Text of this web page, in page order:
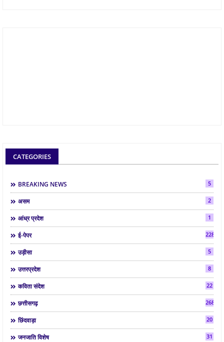
CATEGORIES
BREAKING NEWS 5
असम 2
आंध्र प्रदेश 1
ई-पेपर 2286
उड़ीसा 5
उत्तरप्रदेश 8
कविता संदेश 22
छत्तीसगढ़ 268
छिंदवाड़ा 20
जनजाति विशेष 31